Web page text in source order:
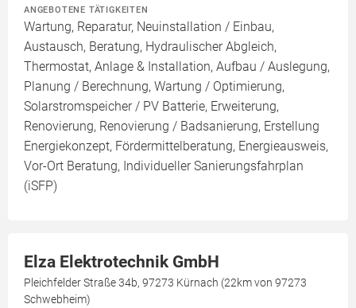
ANGEBOTENE TÄTIGKEITEN
Wartung, Reparatur, Neuinstallation / Einbau,
Austausch, Beratung, Hydraulischer Abgleich,
Thermostat, Anlage & Installation, Aufbau / Auslegung,
Planung / Berechnung, Wartung / Optimierung,
Solarstromspeicher / PV Batterie, Erweiterung,
Renovierung, Renovierung / Badsanierung, Erstellung
Energiekonzept, Fördermittelberatung, Energieausweis,
Vor-Ort Beratung, Individueller Sanierungsfahrplan
(iSFP)
Elza Elektrotechnik GmbH
Pleichfelder Straße 34b, 97273 Kürnach (22km von 97273
Schwebheim)